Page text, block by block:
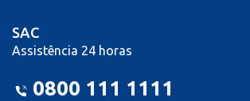
SAC
Assistência 24 horas
0800 111 1111